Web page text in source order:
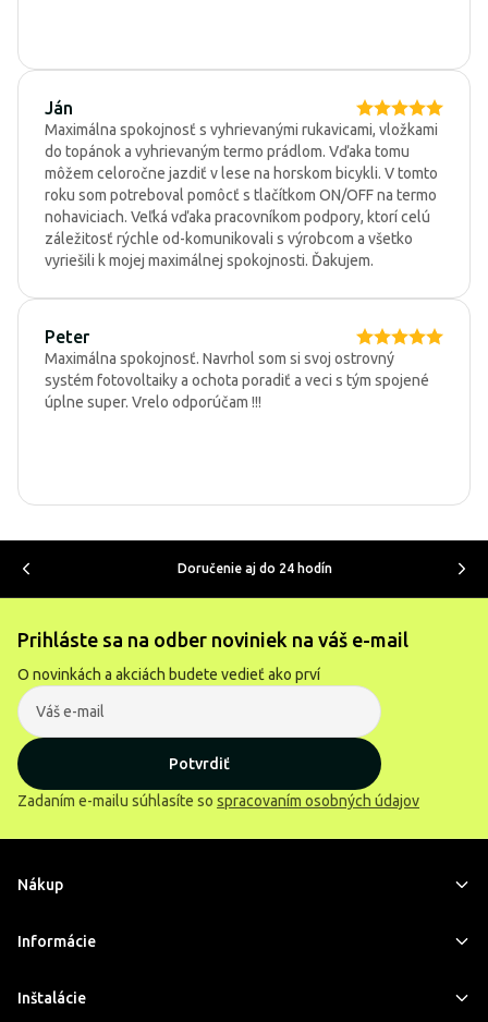
Ján
Maximálna spokojnosť s vyhrievanými rukavicami, vložkami
do topánok a vyhrievaným termo prádlom. Vďaka tomu
môžem celoročne jazdiť v lese na horskom bicykli. V tomto
roku som potreboval pomôcť s tlačítkom ON/OFF na termo
nohaviciach. Veľká vďaka pracovníkom podpory, ktorí celú
záležitosť rýchle od-komunikovali s výrobcom a všetko
vyriešili k mojej maximálnej spokojnosti. Ďakujem.
Peter
Maximálna spokojnosť. Navrhol som si svoj ostrovný
systém fotovoltaiky a ochota poradiť a veci s tým spojené
úplne super. Vrelo odporúčam !!!
Doručenie aj do 24 hodín
Prihláste sa na odber noviniek na váš e-mail
O novinkách a akciách budete vedieť ako prví
Potvrdiť
Zadaním e-mailu súhlasíte so spracovaním osobných údajov
Nákup
Informácie
Inštalácie